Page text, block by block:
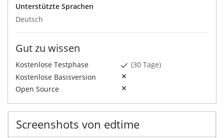
Unterstützte Sprachen
Deutsch
Gut zu wissen
Kostenlose Testphase
(30 Tage)
Kostenlose Basisversion
Open Source
Screenshots von edtime